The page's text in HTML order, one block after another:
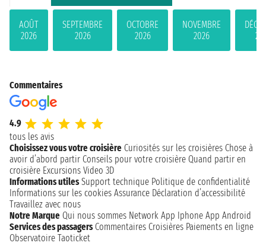
AOÛT
2026
SEPTEMBRE
2026
OCTOBRE
2026
NOVEMBRE
2026
Commentaires
4.9
tous les avis
Choisissez vous votre croisière Curiosités sur les croisières Chose à
avoir d’abord partir Conseils pour votre croisière Quand partir en
croisière Excursions Video 3D
Informations utiles Support technique Politique de confidentialité
Informations sur les cookies Assurance Déclaration d’accessibilité
Travaillez avec nous
Notre Marque Qui nous sommes Network App Iphone App Android
Services des passagers Commentaires Croisières Paiements en ligne
Observatoire Taoticket